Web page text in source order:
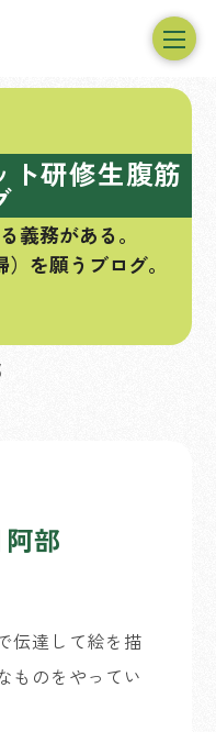
ト研修生腹筋
義務がある。
を願うブログ。
部
伝達して絵を描
ものをやってい